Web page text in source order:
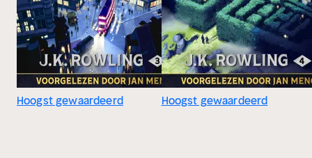
Hoogst gewaardeerd Hoogst gewaardeerd